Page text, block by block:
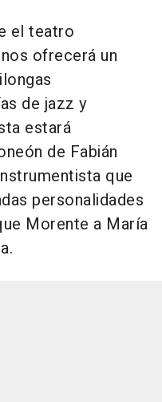
el teatro
ofrecerá un
de jazz y
estará
de Fabián
que
personalidades
Morente a María